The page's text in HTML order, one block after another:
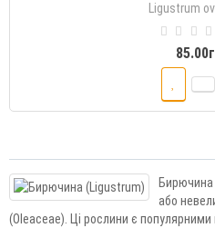
Ligustrum
Бирючина
або
(Oleaceae). Ці рослини є